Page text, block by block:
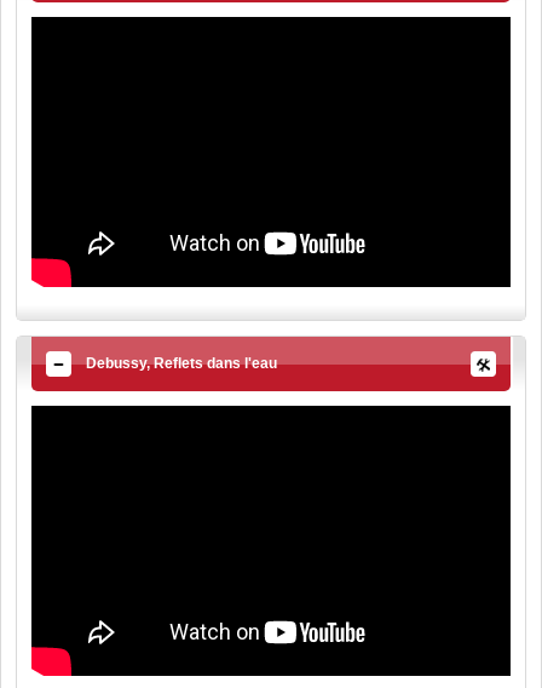
Debussy, Reflets dans l'eau